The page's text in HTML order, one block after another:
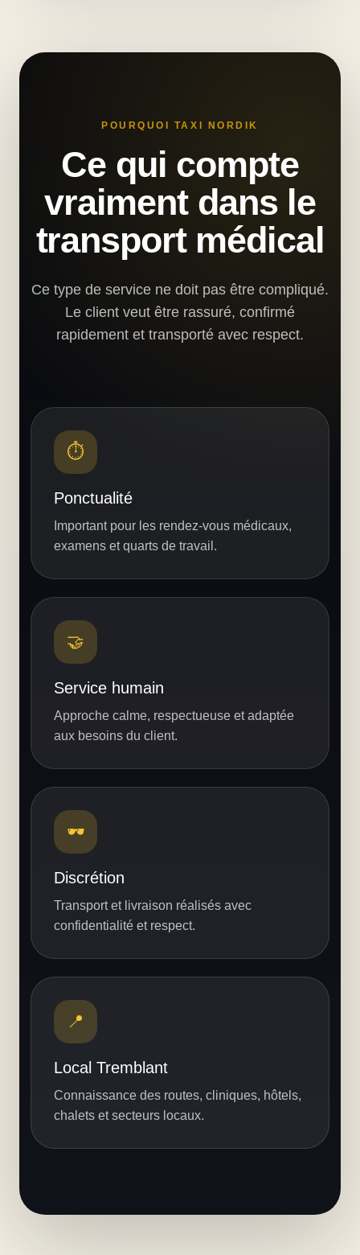
POURQUOI TAXI NORDIK
Ce qui compte
vraiment dans le
transport médical
Ce type de service ne doit pas être compliqué.
Le client veut être rassuré, confirmé
rapidement et transporté avec respect.
⏱️
Ponctualité
Important pour les rendez-vous médicaux,
examens et quarts de travail.
🤝
Service humain
Approche calme, respectueuse et adaptée
aux besoins du client.
🕶️
Discrétion
Transport et livraison réalisés avec
confidentialité et respect.
📍
Local Tremblant
Connaissance des routes, cliniques, hôtels,
chalets et secteurs locaux.